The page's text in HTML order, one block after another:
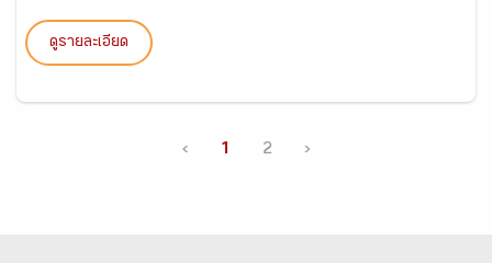
ดูรายละเอียด
‹ 1 2 ›